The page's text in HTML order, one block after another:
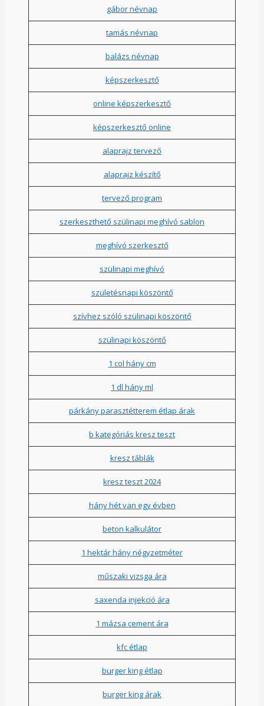
gábor névnap
tamás névnap
balázs névnap
képszerkesztő
online képszerkesztő
képszerkesztő online
alaprajz tervező
alaprajz készítő
tervező program
szerkeszthető szülinapi meghívó sablon
meghívó szerkesztő
szülinapi meghívó
születésnapi köszöntő
szívhez szóló szülinapi köszöntő
szülinapi köszöntő
1 col hány cm
1 dl hány ml
párkány parasztétterem étlap árak
b kategóriás kresz teszt
kresz táblák
kresz teszt 2024
hány hét van egy évben
beton kalkulátor
1 hektár hány négyzetméter
műszaki vizsga ára
saxenda injekció ára
1 mázsa cement ára
kfc étlap
burger king étlap
burger king árak